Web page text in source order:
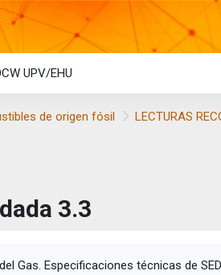
UPV/EHU
de origen fósil
LECTURAS
3.3
Gas. Especificaciones técnicas de